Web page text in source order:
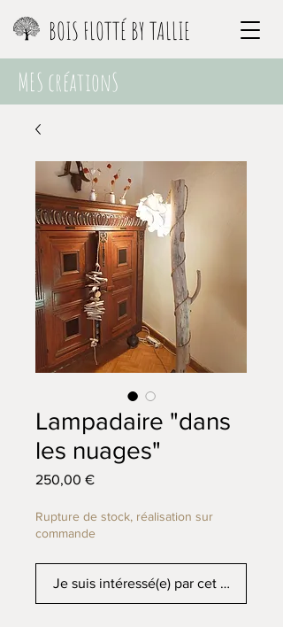
BOIS FLOTTÉ BY TALLIE
MES créationS
Lampadaire "dans
les nuages"
250,00 €Prix
Rupture de stock, réalisation sur
commande
Je suis intéressé(e) par cet article